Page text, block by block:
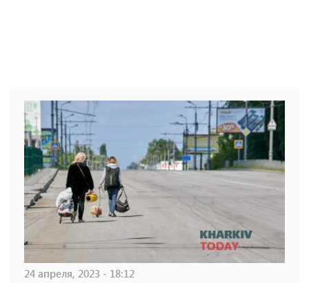
24 апреля, 2023 - 18:12